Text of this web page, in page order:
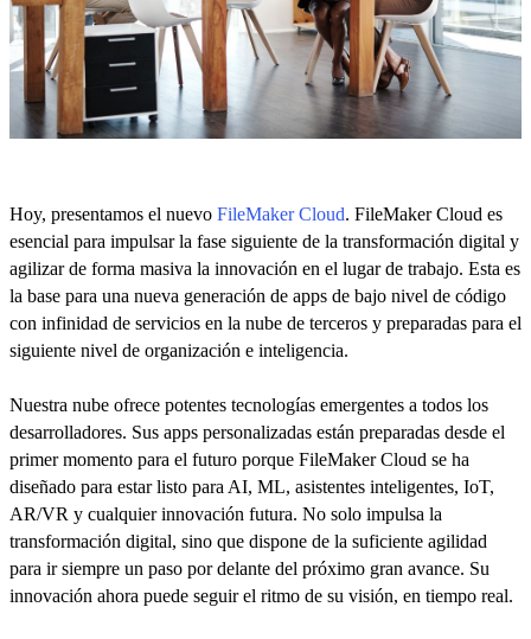
Hoy, presentamos el nuevo FileMaker Cloud. FileMaker Cloud es
esencial para impulsar la fase siguiente de la transformación digital y
agilizar de forma masiva la innovación en el lugar de trabajo. Esta es
la base para una nueva generación de apps de bajo nivel de código
con infinidad de servicios en la nube de terceros y preparadas para el
siguiente nivel de organización e inteligencia.
Nuestra nube ofrece potentes tecnologías emergentes a todos los
desarrolladores. Sus apps personalizadas están preparadas desde el
primer momento para el futuro porque FileMaker Cloud se ha
diseñado para estar listo para AI, ML, asistentes inteligentes, IoT,
AR/VR y cualquier innovación futura. No solo impulsa la
transformación digital, sino que dispone de la suficiente agilidad
para ir siempre un paso por delante del próximo gran avance. Su
innovación ahora puede seguir el ritmo de su visión, en tiempo real.